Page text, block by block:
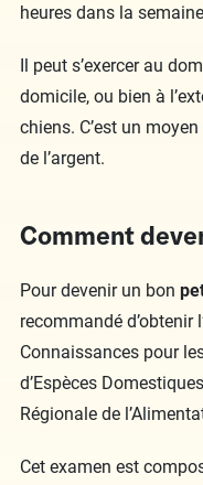
heures dans la
Il peut s’exercer au
domicile, ou bien à
chiens. C’est un
de l’argent.
Comment
Pour devenir un bon
recommandé d’obtenir l’
Connaissances pour
d’Espèces
Régionale de
Cet examen est